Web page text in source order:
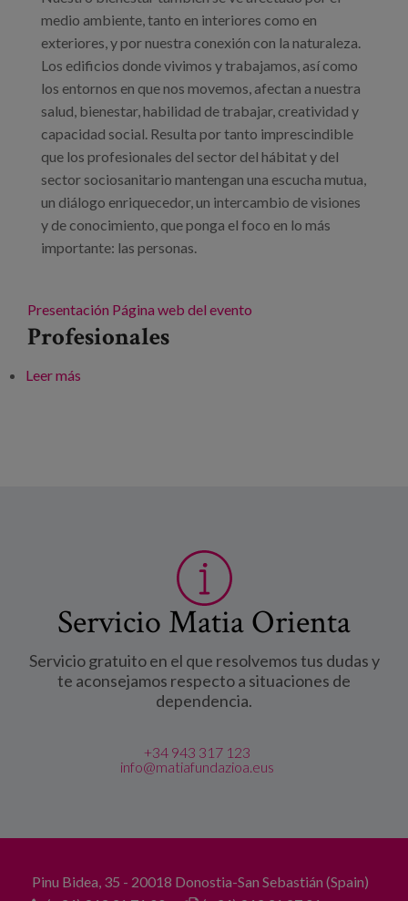
medio ambiente, tanto en interiores como en
exteriores, y por nuestra conexión con la naturaleza.
Los edificios donde vivimos y trabajamos, así como
los entornos en que nos movemos, afectan a nuestra
salud, bienestar, habilidad de trabajar, creatividad y
capacidad social. Resulta por tanto imprescindible
que los profesionales del sector del hábitat y del
sector sociosanitario mantengan una escucha mutua,
un diálogo enriquecedor, un intercambio de visiones
y de conocimiento, que ponga el foco en lo más
importante: las personas.
Presentación Página web del evento
Profesionales
Leer más
Servicio Matia Orienta
Servicio gratuito en el que resolvemos tus dudas y
te aconsejamos respecto a situaciones de
dependencia.
+34 943 317 123
info@matiafundazioa.eus
Pinu Bidea, 35 - 20018 Donostia-San Sebastián (Spain)